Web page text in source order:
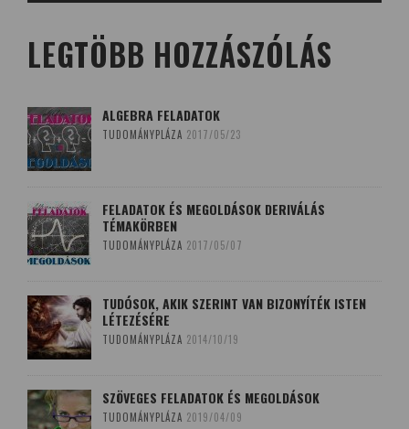
LEGTÖBB HOZZÁSZÓLÁS
ALGEBRA FELADATOK
TUDOMÁNYPLÁZA 2017/05/23
FELADATOK ÉS MEGOLDÁSOK DERIVÁLÁS
TÉMAKÖRBEN
TUDOMÁNYPLÁZA 2017/05/07
TUDÓSOK, AKIK SZERINT VAN BIZONYÍTÉK ISTEN
LÉTEZÉSÉRE
TUDOMÁNYPLÁZA 2014/10/19
SZÖVEGES FELADATOK ÉS MEGOLDÁSOK
TUDOMÁNYPLÁZA 2019/04/09